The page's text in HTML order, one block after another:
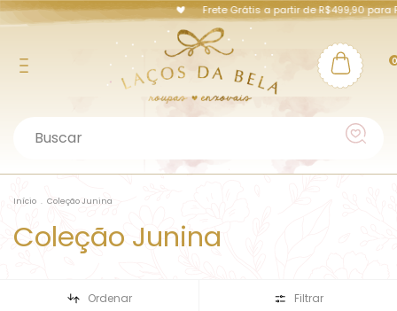
Frete Grátis a partir de R$499,90 para
Início . Coleção Junina
Coleção Junina
Ordenar Filtrar